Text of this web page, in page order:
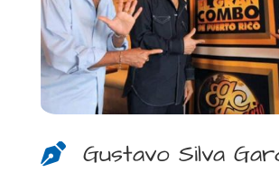
 Gustavo Silva